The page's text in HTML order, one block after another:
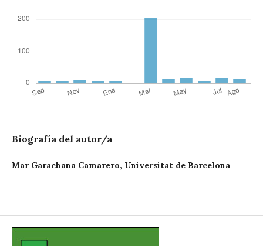
Biografía del autor/a
Mar Garachana Camarero, Universitat de Barcelona